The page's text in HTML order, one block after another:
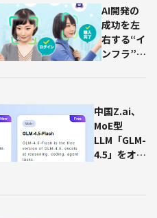
で実力証明
AI開発の
成功を左
右する“イ
ンフラ”
TIGEREYE
が採用す
る信頼の
技術基盤
中国Z.ai、
MoE型
LLM「GLM-
4.5」をオー